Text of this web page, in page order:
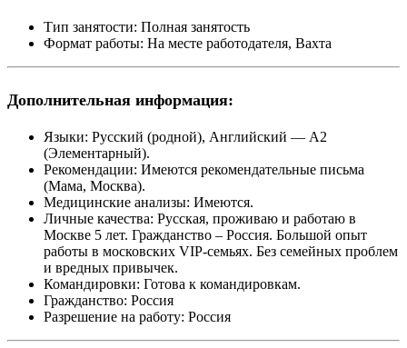
Тип занятости: Полная занятость
Формат работы: На месте работодателя, Вахта
Дополнительная информация:
Языки: Русский (родной), Английский — A2
(Элементарный).
Рекомендации: Имеются рекомендательные письма
(Мама, Москва).
Медицинские анализы: Имеются.
Личные качества: Русская, проживаю и работаю в
Москве 5 лет. Гражданство – Россия. Большой опыт
работы в московских VIP-семьях. Без семейных проблем
и вредных привычек.
Командировки: Готова к командировкам.
Гражданство: Россия
Разрешение на работу: Россия